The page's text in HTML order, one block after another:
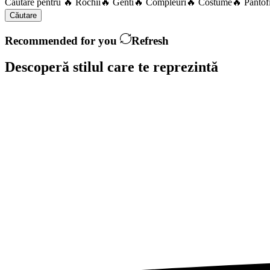
Căutare pentru 🔥 Rochii 🔥 Genti 🔥 Compleuri 🔥 Costume🔥
Căutare
Recommended for you Refresh
Descoperă stilul care te reprezintă